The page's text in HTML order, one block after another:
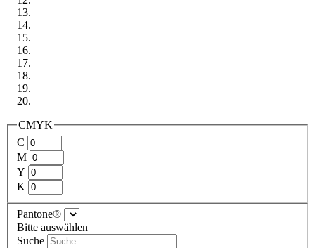
CMYK
C
M
Y
K
Pantone®
Bitte auswählen
Suche